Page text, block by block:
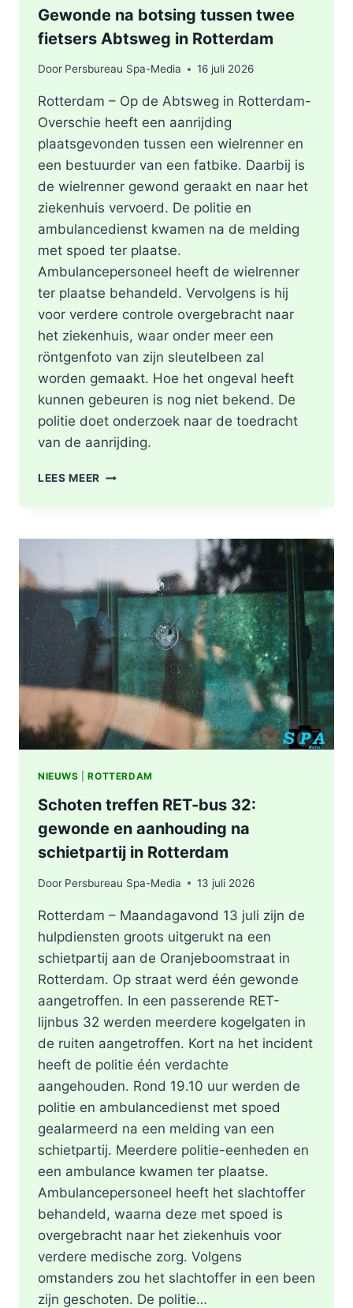
Gewonde na botsing tussen twee
fietsers Abtsweg in Rotterdam
Door Persbureau Spa-Media 16 juli 2026
Rotterdam – Op de Abtsweg in Rotterdam-
Overschie heeft een aanrijding
plaatsgevonden tussen een wielrenner en
een bestuurder van een fatbike. Daarbij is
de wielrenner gewond geraakt en naar het
ziekenhuis vervoerd. De politie en
ambulancedienst kwamen na de melding
met spoed ter plaatse.
Ambulancepersoneel heeft de wielrenner
ter plaatse behandeld. Vervolgens is hij
voor verdere controle overgebracht naar
het ziekenhuis, waar onder meer een
röntgenfoto van zijn sleutelbeen zal
worden gemaakt. Hoe het ongeval heeft
kunnen gebeuren is nog niet bekend. De
politie doet onderzoek naar de toedracht
van de aanrijding.
LEES MEER GEWONDE
TWEE
IN
ROTTERDAM
NIEUWS |ROTTERDAM
Schoten treffen RET-bus 32:
gewonde en aanhouding na
schietpartij in Rotterdam
Door Persbureau Spa-Media 13 juli 2026
Rotterdam – Maandagavond 13 juli zijn de
hulpdiensten groots uitgerukt na een
schietpartij aan de Oranjeboomstraat in
Rotterdam. Op straat werd één gewonde
aangetroffen. In een passerende RET-
lijnbus 32 werden meerdere kogelgaten in
de ruiten aangetroffen. Kort na het incident
heeft de politie één verdachte
aangehouden. Rond 19.10 uur werden de
politie en ambulancedienst met spoed
gealarmeerd na een melding van een
schietpartij. Meerdere politie-eenheden en
een ambulance kwamen ter plaatse.
Ambulancepersoneel heeft het slachtoffer
behandeld, waarna deze met spoed is
overgebracht naar het ziekenhuis voor
verdere medische zorg. Volgens
omstanders zou het slachtoffer in een been
zijn geschoten. De politie…